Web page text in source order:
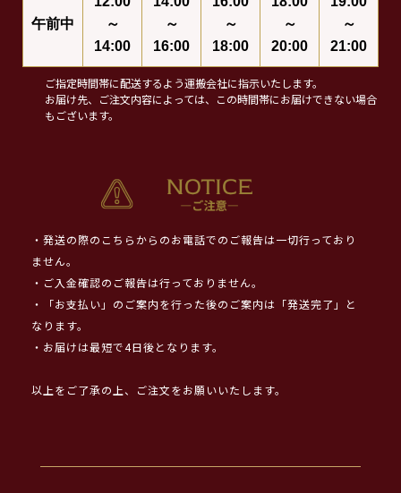
午前中
～
14:00
～
16:00
～
18:00
～
20:00
～
21:00
ご指定時間帯に配送するよう運搬会社に指示いたします。
お届け先、ご注文内容によっては、この時間帯にお届けできない場合
もございます。
・発送の際のこちらからのお電話でのご報告は一切行っており
ません。
・ご入金確認のご報告は行っておりません。
・「お支払い」のご案内を行った後のご案内は「発送完了」と
なります。
・お届けは最短で4日後となります。
以上をご了承の上、ご注文をお願いいたします。